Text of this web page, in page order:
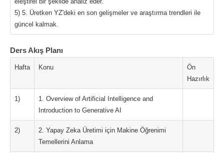
5) 5. Üretken YZ'deki en son gelişmeler ve araştırma trendleri ile
güncel kalmak.
Ders Akış Planı
Hafta Konu
Ön
Hazırlık
1)
1. Overview of Artificial Intelligence and
Introduction to Generative AI
2)
2. Yapay Zeka Üretimi için Makine Öğrenimi
Temellerini Anlama